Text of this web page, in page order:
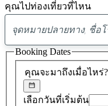
คุณไปท่องเที่ยวที่ไหน
คุณจะมาถึงเมื่อไหร่?
เลือกวันที่เริ่มต้น
Booking Dates